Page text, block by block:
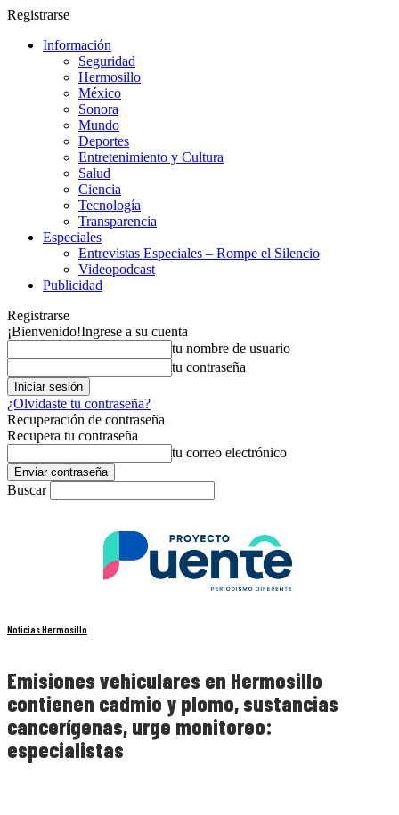
Registrarse
Información
Seguridad
Hermosillo
México
Sonora
Mundo
Deportes
Entretenimiento y Cultura
Salud
Ciencia
Tecnología
Transparencia
Especiales
Entrevistas Especiales – Rompe el Silencio
Videopodcast
Publicidad
Registrarse
¡Bienvenido!Ingrese a su cuenta
tu nombre de usuario
tu contraseña
¿Olvidaste tu contraseña?
Recuperación de contraseña
Recupera tu contraseña
tu correo electrónico
Buscar
Noticias Hermosillo
Emisiones vehiculares en Hermosillo
contienen cadmio y plomo, sustancias
cancerígenas, urge monitoreo:
especialistas